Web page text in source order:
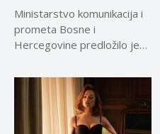
Ministarstvo komunikacija i
prometa Bosne i
Hercegovine predložilo je
privremeno...